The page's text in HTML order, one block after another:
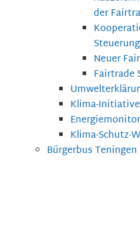
der
Neuer
Fairtrade
Klima-
Energiemonitor
Klima-Schutz-
Bürgerbus Teningen